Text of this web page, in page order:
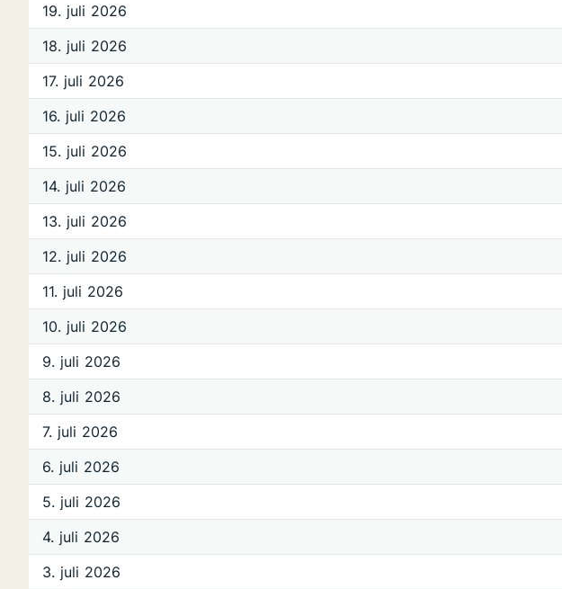
19. juli 2026
18. juli 2026
17. juli 2026
16. juli 2026
15. juli 2026
14. juli 2026
13. juli 2026
12. juli 2026
11. juli 2026
10. juli 2026
9. juli 2026
8. juli 2026
7. juli 2026
6. juli 2026
5. juli 2026
4. juli 2026
3. juli 2026